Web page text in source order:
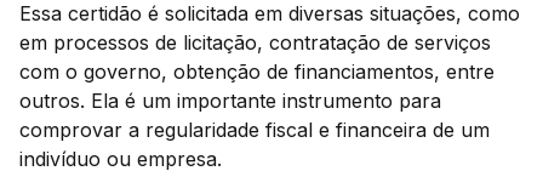
Essa certidão é solicitada em diversas situações, como
em processos de licitação, contratação de serviços
com o governo, obtenção de financiamentos, entre
outros. Ela é um importante instrumento para
comprovar a regularidade fiscal e financeira de um
indivíduo ou empresa.